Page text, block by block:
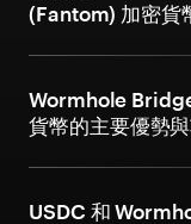
(Fantom) 加密貨
Wormhole
貨幣的主要優勢
USDC 和